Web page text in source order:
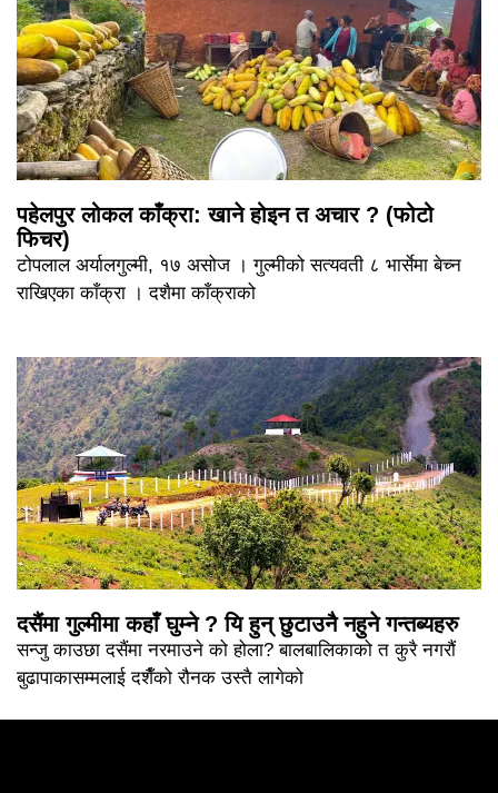
पहेलपुर लोकल काँक्रा: खाने होइन त अचार ? (फोटो
फिचर)
टोपलाल अर्यालगुल्मी, १७ असोज । गुल्मीको सत्यवती ८ भार्सेमा बेच्न
राखिएका काँक्रा । दशैमा काँक्राको
दसैंमा गुल्मीमा कहाँ घुम्ने ? यि हुन् छुटाउनै नहुने गन्तब्यहरु
सन्जु काउछा दसैंमा नरमाउने को होला? बालबालिकाको त कुरै नगरौं
बुढापाकासम्मलाई दशैँको रौनक उस्तै लागेको